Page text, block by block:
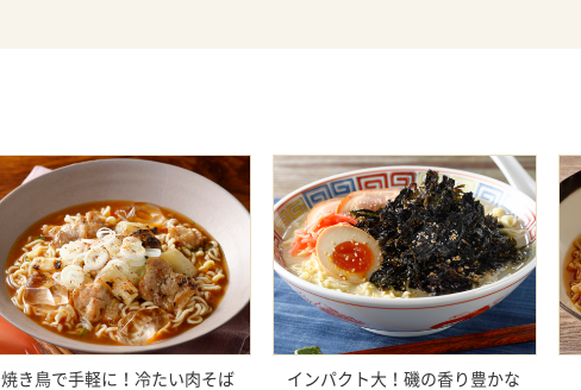
焼き鳥で手軽に！冷たい肉そば
インパクト大！磯の香り豊かな